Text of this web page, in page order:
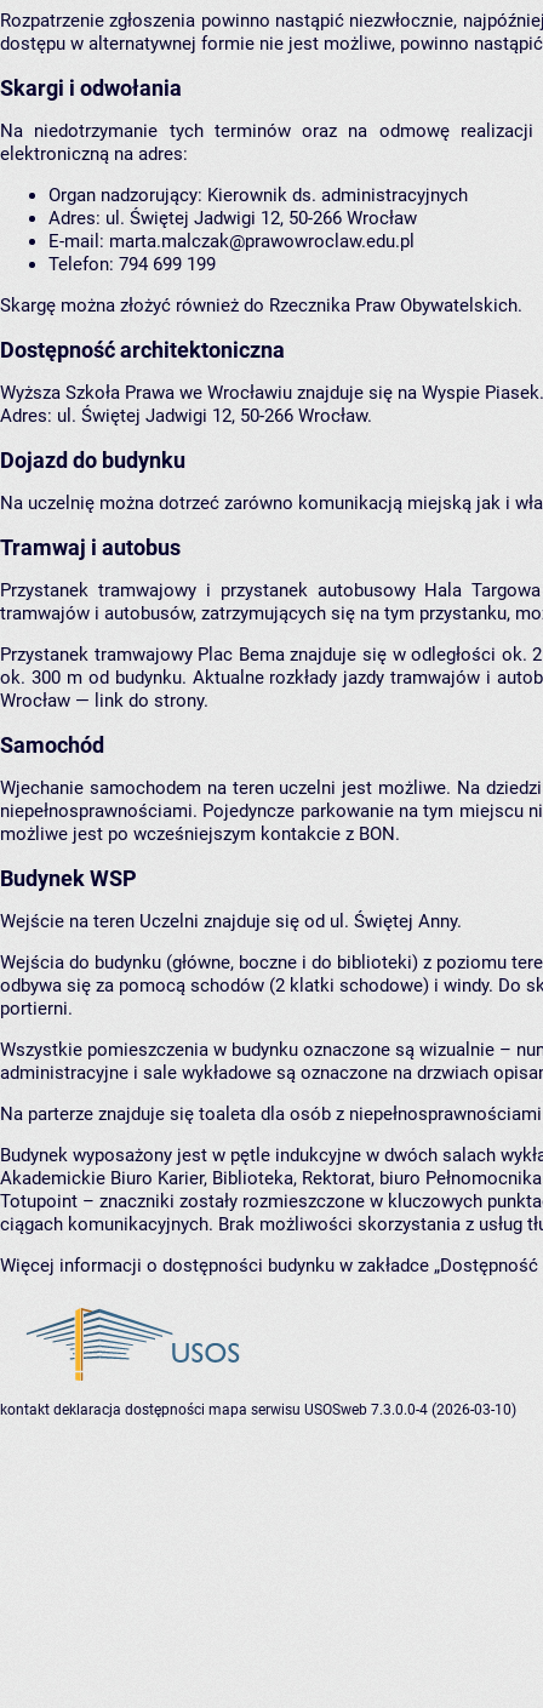
Rozpatrzenie zgłoszenia powinno nastąpić niezwłocznie,
dostępu w alternatywnej formie nie jest możliwe, powinno
Skargi i odwołania
Na niedotrzymanie tych terminów oraz na odmowę
elektroniczną na adres:
Organ nadzorujący: Kierownik ds. administracyjnych
Adres: ul. Świętej Jadwigi 12, 50-266 Wrocław
E-mail: marta.malczak@prawowroclaw.edu.pl
Telefon: 794 699 199
Skargę można złożyć również do Rzecznika Praw Obywatelskich.
Dostępność architektoniczna
Wyższa Szkoła Prawa we Wrocławiu znajduje się na Wyspie Piasek.
Adres: ul. Świętej Jadwigi 12, 50-266 Wrocław.
Dojazd do budynku
Na uczelnię można dotrzeć zarówno komunikacją miejską jak i
Tramwaj i autobus
Przystanek tramwajowy i przystanek autobusowy Hala
tramwajów i autobusów, zatrzymujących się na tym przystanku,
Przystanek tramwajowy Plac Bema znajduje się w odległości ok.
ok. 300 m od budynku. Aktualne rozkłady jazdy tramwajów i
Wrocław — link do strony.
Samochód
Wjechanie samochodem na teren uczelni jest możliwe. Na
niepełnosprawnościami. Pojedyncze parkowanie na tym miejscu
możliwe jest po wcześniejszym kontakcie z BON.
Budynek WSP
Wejście na teren Uczelni znajduje się od ul. Świętej Anny.
Wejścia do budynku (główne, boczne i do biblioteki) z poziomu
odbywa się za pomocą schodów (2 klatki schodowe) i windy. Do
portierni.
Wszystkie pomieszczenia w budynku oznaczone są wizualnie –
administracyjne i sale wykładowe są oznaczone na drzwiach
Na parterze znajduje się toaleta dla osób z
Budynek wyposażony jest w pętle indukcyjne w dwóch salach
Akademickie Biuro Karier, Biblioteka, Rektorat, biuro
Totupoint – znaczniki zostały rozmieszczone w kluczowych
ciągach komunikacyjnych. Brak możliwości skorzystania z usług
Więcej informacji o dostępności budynku w zakładce
kontakt deklaracja dostępności mapa serwisu USOSweb 7.3.0.0-4 (2026-03-10)